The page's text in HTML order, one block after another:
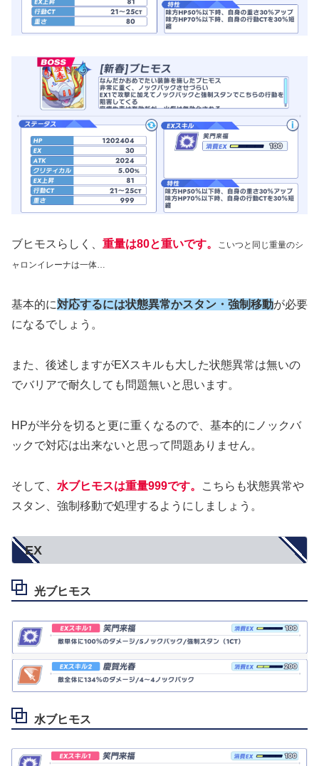
ブヒモスらしく、 重量は80と重いです。
こいつと同じ重量のシ
ャロンイレーナは一体…
基本的に対応するには状態異常かスタン ・ 強制移動が必要
になるでしょう。
また、後述しますがEXスキルも大した状態異常は無いの
でバリアで耐久しても問題無いと思います。
HPが半分を切ると更に重くなるので、基本的にノックバ
ックで対応は出来ないと思って問題ありません。
そして、 水ブヒモスは重量999です。
こちらも状態異常や
スタン、強制移動で処理するようにしましょう。
EX
光ブヒモス
水ブヒモス